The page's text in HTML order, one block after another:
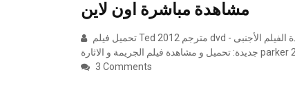
مشاهدة مباشرة اون لاين
3 Comments